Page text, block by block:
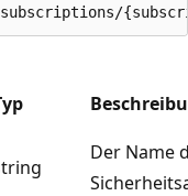
subscriptions/
Der Name